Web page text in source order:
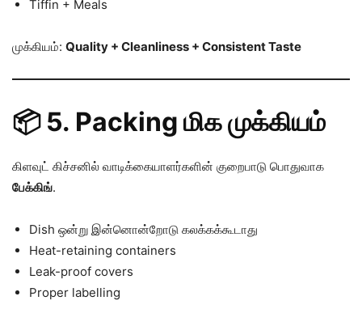
Tiffin + Meals
முக்கியம்: Quality + Cleanliness + Consistent Taste
📦 5. Packing மிக முக்கியம்
கிளவுட் கிச்சனில் வாடிக்கையாளர்களின் குறைபாடு பொதுவாக
பேக்கிங்.
Dish ஒன்று இன்னொன்றோடு கலக்கக்கூடாது
Heat-retaining containers
Leak-proof covers
Proper labelling